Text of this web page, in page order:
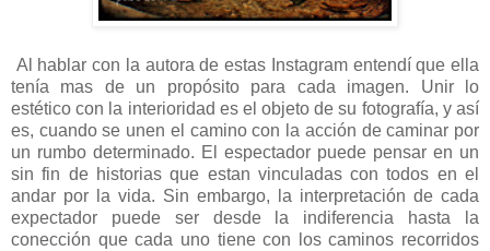
Al hablar con la autora de estas Instagram entendí que ella
tenía mas de un propósito para cada imagen. Unir lo
estético con la interioridad es el objeto de su fotografía, y así
es, cuando se unen el camino con la acción de caminar por
un rumbo determinado. El espectador puede pensar en un
sin fin de historias que estan vinculadas con todos en el
andar por la vida. Sin embargo, la interpretación de cada
expectador puede ser desde la indiferencia hasta la
conección que cada uno tiene con los caminos recorridos